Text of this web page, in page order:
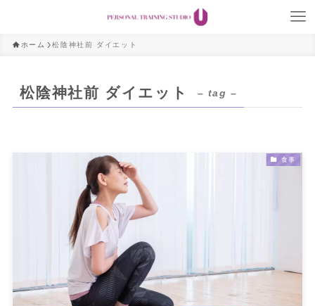
ホーム 松陰神社前 ダイエット
松陰神社前 ダイエット – tag –
食事